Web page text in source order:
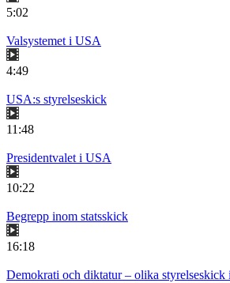
5:02
Valsystemet i USA
4:49
USA:s styrelseskick
11:48
Presidentvalet i USA
10:22
Begrepp inom statsskick
16:18
Demokrati och diktatur – olika styrelseskick